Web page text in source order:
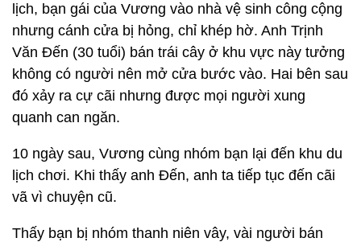
lịch, bạn gái của Vương vào nhà vệ sinh công cộng
nhưng cánh cửa bị hỏng, chỉ khép hờ. Anh Trịnh
Văn Đến (30 tuổi) bán trái cây ở khu vực này tưởng
không có người nên mở cửa bước vào. Hai bên sau
đó xảy ra cự cãi nhưng được mọi người xung
quanh can ngăn.
10 ngày sau, Vương cùng nhóm bạn lại đến khu du
lịch chơi. Khi thấy anh Đến, anh ta tiếp tục đến cãi
vã vì chuyện cũ.
Thấy bạn bị nhóm thanh niên vây, vài người bán